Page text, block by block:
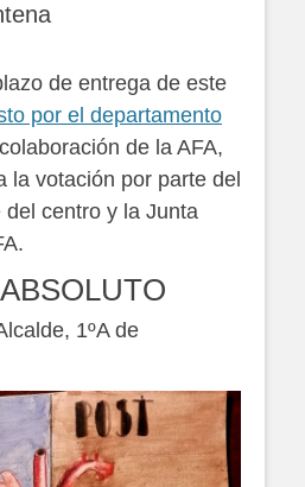
de entrega de este
por el departamento
de la AFA,
la votación por parte del
centro y la Junta
1ºA de